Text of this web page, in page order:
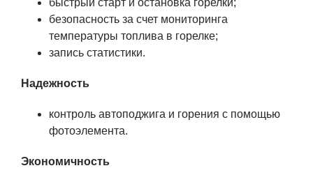
быстрый старт и остановка горелки;
безопасность за счет мониторинга
температуры топлива в горелке;
запись статистики.
Надежность
контроль автоподжига и горения с помощью
фотоэлемента.
Экономичность